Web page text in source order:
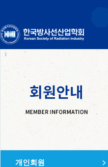
개인회원